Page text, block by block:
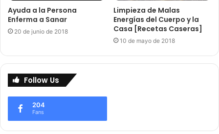
Ayuda a la Persona
Enferma a Sanar
20 de junio de 2018
Limpieza de Malas
Energías del Cuerpo y la
Casa [Recetas Caseras]
10 de mayo de 2018
Follow Us
204
Fans